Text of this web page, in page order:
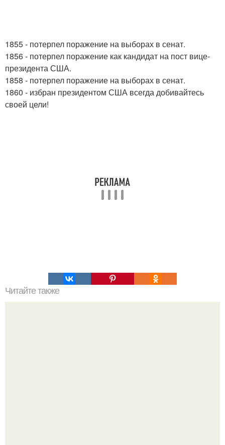
1855 - потерпел поражение на выборах в сенат.
1856 - потерпел поражение как кандидат на пост вице-
президента США.
1858 - потерпел поражение на выборах в сенат.
1860 - избран президентом США всегда добивайтесь
своей цели!
Читайте также